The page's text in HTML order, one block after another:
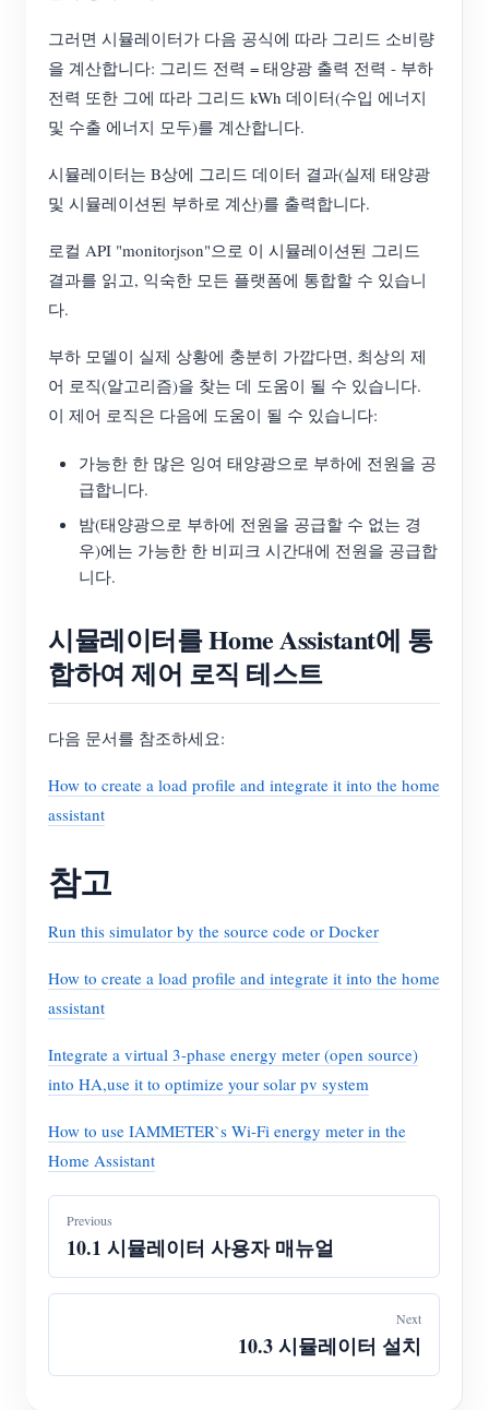
그러면 시뮬레이터가 다음 공식에 따라 그리드 소비량
을 계산합니다: 그리드 전력 = 태양광 출력 전력 - 부하
전력 또한 그에 따라 그리드 kWh 데이터(수입 에너지
및 수출 에너지 모두)를 계산합니다.
시뮬레이터는 B상에 그리드 데이터 결과(실제 태양광
및 시뮬레이션된 부하로 계산)를 출력합니다.
로컬 API "monitorjson"으로 이 시뮬레이션된 그리드
결과를 읽고, 익숙한 모든 플랫폼에 통합할 수 있습니
다.
부하 모델이 실제 상황에 충분히 가깝다면, 최상의 제
어 로직(알고리즘)을 찾는 데 도움이 될 수 있습니다.
이 제어 로직은 다음에 도움이 될 수 있습니다:
가능한 한 많은 잉여 태양광으로 부하에 전원을 공
급합니다.
밤(태양광으로 부하에 전원을 공급할 수 없는 경
우)에는 가능한 한 비피크 시간대에 전원을 공급합
니다.
시뮬레이터를 Home Assistant에 통
합하여 제어 로직 테스트
다음 문서를 참조하세요:
How to create a load profile and integrate it into the home
assistant
참고
Run this simulator by the source code or Docker
How to create a load profile and integrate it into the home
assistant
Integrate a virtual 3-phase energy meter (open source)
into HA,use it to optimize your solar pv system
How to use IAMMETER`s Wi-Fi energy meter in the
Home Assistant
Previous
10.1 시뮬레이터 사용자 매뉴얼
Next
10.3 시뮬레이터 설치